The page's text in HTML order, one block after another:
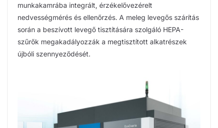
munkakamrába integrált, érzékelővezérelt
nedvességmérés és ellenőrzés. A meleg levegős szárítás
során a beszívott levegő tisztítására szolgáló HEPA-
szűrők megakadályozzák a megtisztított alkatrészek
újbóli szennyeződését.